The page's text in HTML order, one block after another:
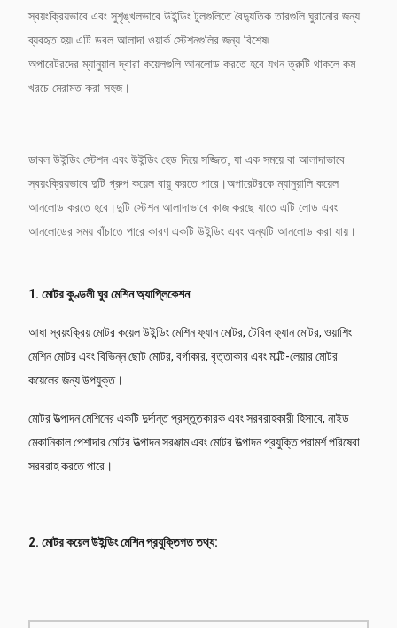
স্বয়ংক্রিয়ভাবে এবং সুশৃঙ্খলভাবে উইন্ডিং টুলগুলিতে বৈদ্যুতিক তারগুলি ঘুরানোর জন্য
ব্যবহৃত হয়৷ এটি ডবল আলাদা ওয়ার্ক স্টেশনগুলির জন্য বিশেষ৷
অপারেটরদের ম্যানুয়াল দ্বারা কয়েলগুলি আনলোড করতে হবে যখন ত্রুটি থাকলে কম
খরচে মেরামত করা সহজ।
ডাবল উইন্ডিং স্টেশন এবং উইন্ডিং হেড দিয়ে সজ্জিত, যা এক সময়ে বা আলাদাভাবে
স্বয়ংক্রিয়ভাবে দুটি গ্রুপ কয়েল বায়ু করতে পারে।অপারেটরকে ম্যানুয়ালি কয়েল
আনলোড করতে হবে।দুটি স্টেশন আলাদাভাবে কাজ করছে যাতে এটি লোড এবং
আনলোডের সময় বাঁচাতে পারে কারণ একটি উইন্ডিং এবং অন্যটি আনলোড করা যায়।
1. মোটর কুণ্ডলী ঘুর মেশিন অ্যাপ্লিকেশন
আধা স্বয়ংক্রিয় মোটর কয়েল উইন্ডিং মেশিন ফ্যান মোটর, টেবিল ফ্যান মোটর, ওয়াশিং
মেশিন মোটর এবং বিভিন্ন ছোট মোটর, বর্গাকার, বৃত্তাকার এবং মাল্টি-লেয়ার মোটর
কয়েলের জন্য উপযুক্ত।
মোটর উত্পাদন মেশিনের একটি দুর্দান্ত প্রস্তুতকারক এবং সরবরাহকারী হিসাবে, নাইড
মেকানিকাল পেশাদার মোটর উত্পাদন সরঞ্জাম এবং মোটর উত্পাদন প্রযুক্তি পরামর্শ পরিষেবা
সরবরাহ করতে পারে।
2. মোটর কয়েল উইন্ডিং মেশিন প্রযুক্তিগত তথ্য: